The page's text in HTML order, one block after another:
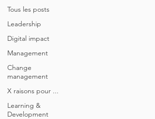
Tous les posts
Leadership
Digital impact
Management
Change
management
X raisons pour ...
Learning &
Development